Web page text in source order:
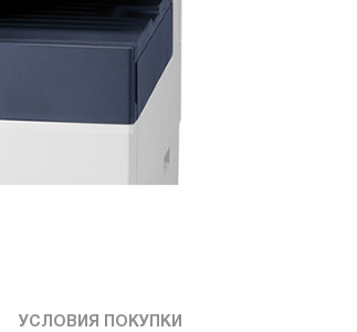
УСЛОВИЯ ПОКУПКИ